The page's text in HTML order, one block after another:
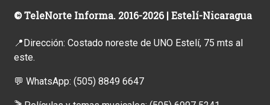
© TeleNorte Informa. 2016-2026 | Estelí-Nicaragua
📍Dirección: Costado noreste de UNO Estelí, 75 mts al
este.
💬 WhatsApp: (505) 8849 6647